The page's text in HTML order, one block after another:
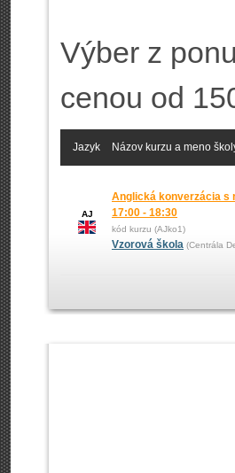
Výber z
cenou od
Jazyk Názov kurzu a meno
AJ
Anglická konverzácia s
17:00 - 18:30
kód kurzu (AJko1)
Vzorová škola (Centrála